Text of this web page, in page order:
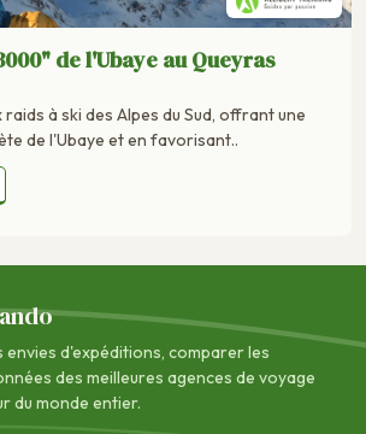
de l'Ubaye au Queyras
raids à ski des Alpes du Sud, offrant une
de l'Ubaye et en favorisant..
envies d'expéditions, comparer les
des meilleures agences de voyage
du monde entier.